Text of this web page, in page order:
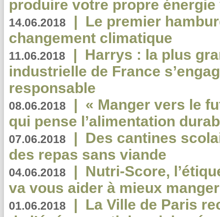
produire votre propre
14.06.2018 | Le premier
changement climatique
11.06.2018 | Harrys : la plus
industrielle de France
responsable
08.06.2018 | « Manger vers le
qui pense l’alimentation
07.06.2018 | Des cantines
des repas sans viande
04.06.2018 | Nutri-Score,
va vous aider à mieux
01.06.2018 | La Ville de Paris